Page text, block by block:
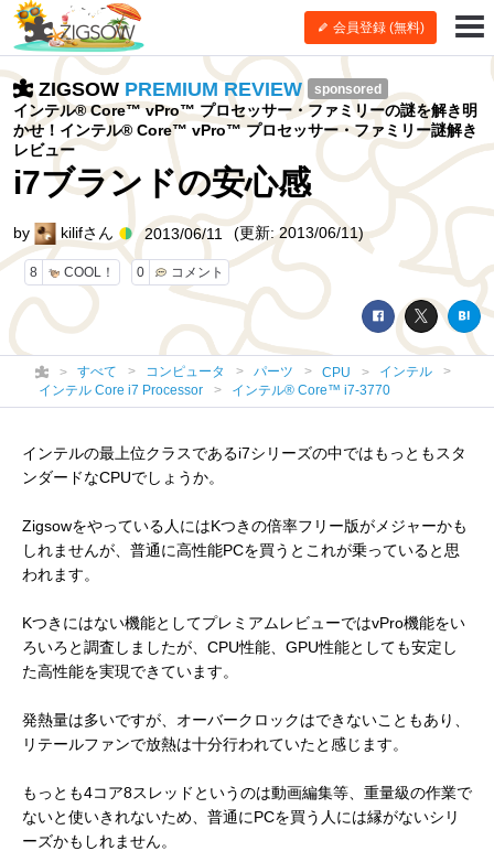
会員登録 (無料)
ZIGSOW PREMIUM REVIEW sponsored
インテル® Core™ vPro™ プロセッサー・ファミリーの謎を解き明
かせ！インテル® Core™ vPro™ プロセッサー・ファミリー謎解き
レビュー
i7ブランドの安心感
8 COOL！ 0 コメント
by kilifさん 2013/06/11 (更新: 2013/06/11)
すべて コンピュータ パーツ CPU
インテル
インテル Core i7 Processor
インテル® Core™ i7-3770
インテルの最上位クラスであるi7シリーズの中ではもっともスタ
ンダードなCPUでしょうか。
Zigsowをやっている人にはKつきの倍率フリー版がメジャーかも
しれませんが、普通に高性能PCを買うとこれが乗っていると思
われます。
Kつきにはない機能としてプレミアムレビューではvPro機能をい
ろいろと調査しましたが、CPU性能、GPU性能としても安定し
た高性能を実現できています。
発熱量は多いですが、オーバークロックはできないこともあり、
リテールファンで放熱は十分行われていたと感じます。
もっとも4コア8スレッドというのは動画編集等、重量級の作業で
ないと使いきれないため、普通にPCを買う人には縁がないシリ
ーズかもしれません。